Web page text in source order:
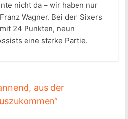
nicht da – wir haben nur
Wagner. Bei den Sixers
24 Punkten, neun
eine starke Partie.
aus der